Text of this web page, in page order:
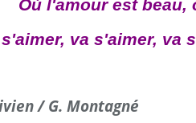
Où l'amour est beau,
va s'aimer, va
/ G. Montagné